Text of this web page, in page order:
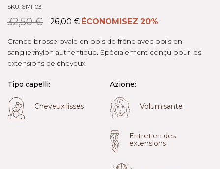
SKU: 6171-03
32,50 € 26,00 € ÉCONOMISEZ 20%
Grande brosse ovale en bois de frêne avec poils en
sanglier/nylon authentique. Spécialement conçu pour les
extensions de cheveux.
Tipo capelli:
Cheveux lisses
Azione:
Volumisante
Entretien des
extensions